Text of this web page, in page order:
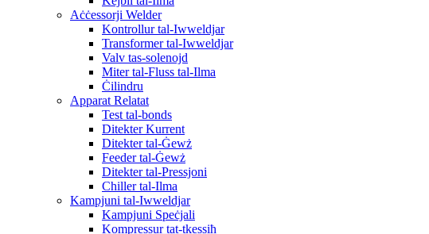
Aċċessorji Welder
Kontrollur tal-Iwweldjar
Transformer tal-Iwweldjar
Valv tas-solenojd
Miter tal-Fluss tal-Ilma
Ċilindru
Apparat Relatat
Test tal-bonds
Ditekter Kurrent
Ditekter tal-Ġewż
Feeder tal-Ġewż
Ditekter tal-Pressjoni
Chiller tal-Ilma
Kampjuni tal-Iwweldjar
Kampjuni Speċjali
Kompressur tat-tkessiħ